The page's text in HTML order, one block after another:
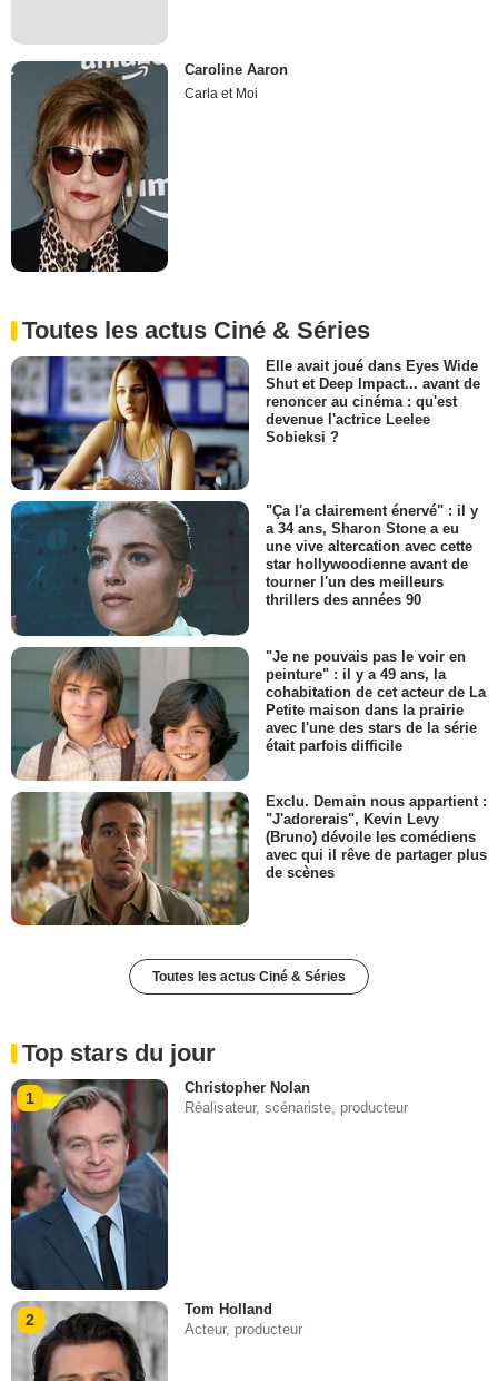
Caroline Aaron
Carla et Moi
Toutes les actus Ciné & Séries
Elle avait joué dans Eyes Wide
Shut et Deep Impact... avant de
renoncer au cinéma : qu'est
devenue l'actrice Leelee
Sobieksi ?
"Ça l'a clairement énervé" : il y
a 34 ans, Sharon Stone a eu
une vive altercation avec cette
star hollywoodienne avant de
tourner l'un des meilleurs
thrillers des années 90
"Je ne pouvais pas le voir en
peinture" : il y a 49 ans, la
cohabitation de cet acteur de La
Petite maison dans la prairie
avec l'une des stars de la série
était parfois difficile
Exclu. Demain nous appartient :
"J'adorerais", Kevin Levy
(Bruno) dévoile les comédiens
avec qui il rêve de partager plus
de scènes
Toutes les actus Ciné & Séries
Top stars du jour
1
Christopher Nolan
Réalisateur, scénariste, producteur
2
Tom Holland
Acteur, producteur